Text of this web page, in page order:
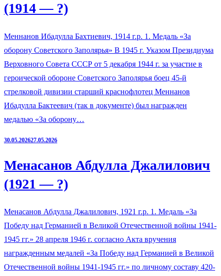
(1914 — ?)
Меннанов Ибадулла Бахтиевич, 1914 г.р. 1. Медаль «За
оборону Советского Заполярья» В 1945 г. Указом Президиума
Верховного Совета СССР от 5 декабря 1944 г. за участие в
героической обороне Советского Заполярья боец 45-й
стрелковой дивизии старший краснофлотец Меннанов
Ибадулла Бактеевич (так в документе) был награжден
медалью «За оборону…
30.05.202627.05.2026
Менасанов Абдулла Джалилович
(1921 — ?)
Менасанов Абдулла Джалилович, 1921 г.р. 1. Медаль «За
Победу над Германией в Великой Отечественной войны 1941-
1945 гг.» 28 апреля 1946 г. согласно Акта вручения
награжденным медалей «За Победу над Германией в Великой
Отечественной войны 1941-1945 гг.» по личному составу 420-